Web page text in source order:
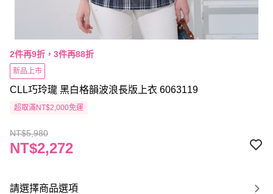
2件再9折，3件再88折
新品上市
CLL巧玲瓏 黑白格韻波浪長版上衣 6063119
超取滿NT$2,000免運
NT$5,980
NT$2,272
請選擇商品選項